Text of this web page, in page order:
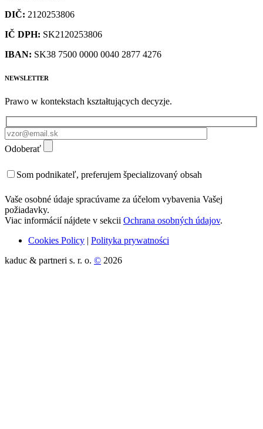
DIČ: 2120253806
IČ DPH: SK2120253806
IBAN: SK38 7500 0000 0040 2877 4276
NEWSLETTER
Prawo w kontekstach kształtujących decyzje.
Odoberať
Som podnikateľ, preferujem špecializovaný obsah
Vaše osobné údaje spracúvame za účelom vybavenia Vašej
požiadavky.
Viac informácií nájdete v sekcii Ochrana osobných údajov.
Cookies Policy | Polityka prywatności
kaduc & partneri s. r. o. © 2026